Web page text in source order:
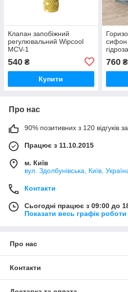
Клапан запобіжний
регулювальний Wipcool
MCV-1
540 ₴
Купити
сифон
760₴
Про нас
90% позитивних з 120 відгуків за
Працює з 11.10.2015
м. Київ
вул. Здолбунівська, Київ,
Контакти
Сьогодні працює з 09:00 до
Показати весь графік роботи
Про нас
Контакти